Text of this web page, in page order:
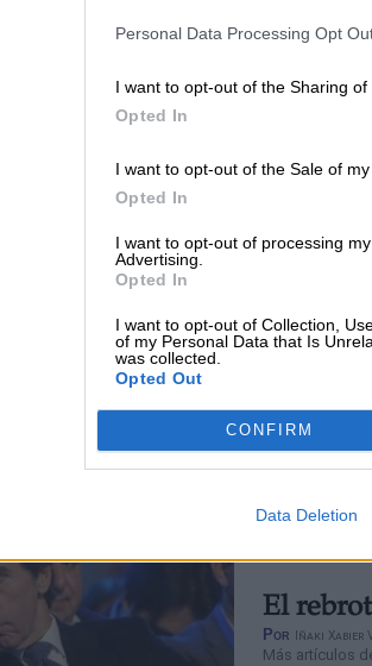
Personal Data Processing Opt
I want to opt-out of the Sharing of
Opted In
I want to opt-out of the Sale of my
Opted In
I want to opt-out of processing
Advertising.
Opted In
I want to opt-out of Collection,
of my Personal Data that Is
was collected.
Opted Out
CONFIRM
Data Deletion
la crisis del Covid19
Más artículos
PorCarlos Lucas
Más artículos
El
Por Iñaki Xabier
Más artículos